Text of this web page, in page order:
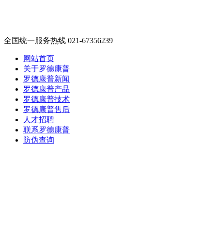
全国统一服务热线 021-67356239
网站首页
关于罗德康普
罗德康普新闻
罗德康普产品
罗德康普技术
罗德康普售后
人才招聘
联系罗德康普
防伪查询